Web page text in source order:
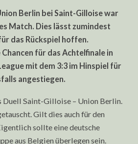
–
BERLIN
EL-
ACHTELFINALE
|
RÜCKSPIEL
|
Berlin bei Saint-Gilloise war
Match. Dies lässt zumindest
das Rückspiel hoffen.
für das Achtelfinale in
mit dem 3:3 im Hinspiel für
angestiegen.
Duell Saint-Gilloise – Union Berlin.
Gilt dies auch für den
sollte eine deutsche
aus Belgien überlegen sein.